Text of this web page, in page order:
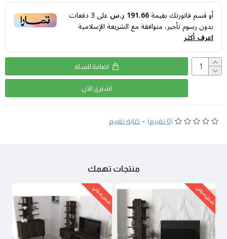
(0 تقييم) - كتابة تقييم
أو قسم فاتورتك بقيمة191.66 ر.س على3دفعات
بدون رسوم تأخير، متوافقة مع الشريعة الإسلامية
اعرف أكثر
اضافة للسلة
اشتري اﻵن
منتجات تهمك
شحن مجاني شحن مجاني